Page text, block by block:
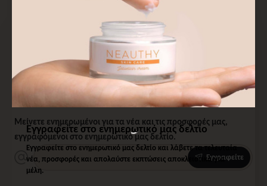
Εγγραφείτε στο ενημερωτικό μας δελτίο
Εγγραφείτε στο ενημερωτικό μας δελτίο και λάβετε τα τελευταία
νέα, προσφορές και απολαύστε εκπτώσεις αποκλειστικά για
μέλη.
Εγγραφείτε στο ενημερωτικό μας δελτίο
και λάβετε τα τελευταία νέα, προσφορές
και απολαύστε εκπτώσεις αποκλειστικά
για μέλη.
Μείνετε ενημερωμένοι για τα νέα και τις προσφορές μας,
εγγραφόμενοι στο ενημερωτικό μας δελτίο.
Εγγραφείτε